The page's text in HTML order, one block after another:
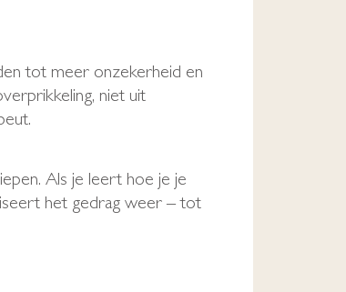
tot meer onzekerheid en
niet uit
Als je leert hoe je je
het gedrag weer – tot